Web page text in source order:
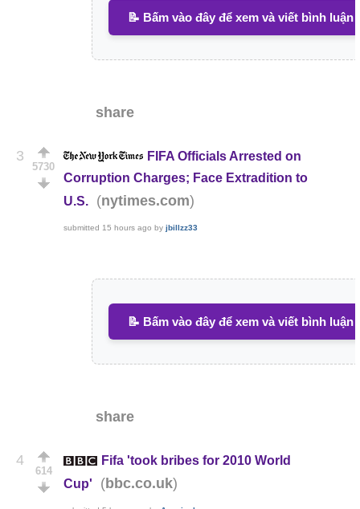
📝 Bấm vào đây để xem và viết bình luận
share
3
5730
FIFA Officials Arrested on
Corruption Charges; Face Extradition to
U.S.
(nytimes.com)
submitted 15 hours ago by jbillzz33
📝 Bấm vào đây để xem và viết bình luận
share
4
614
Fifa 'took bribes for 2010 World
Cup'
(bbc.co.uk)